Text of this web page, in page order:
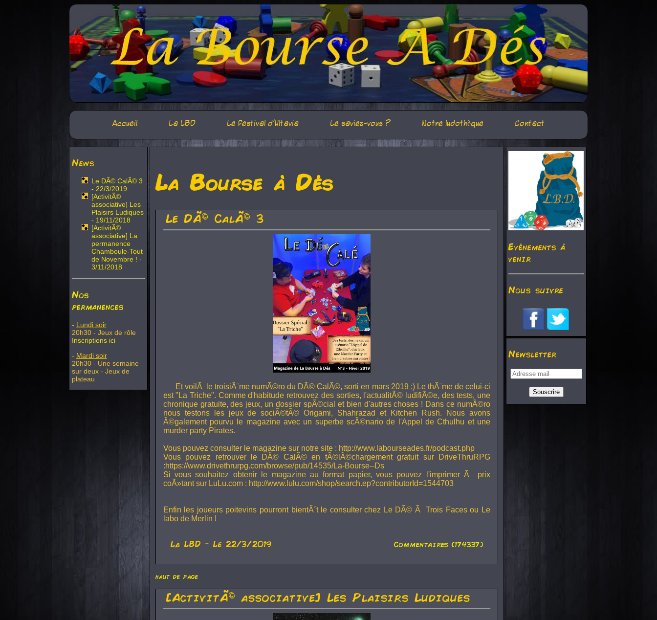
Accueil La LBD Le festival d'Ultavia Le saviez-vous ? Notre ludothèque Contact
News
Le DÃ© CalÃ© 3
- 22/3/2019
[ActivitÃ©
associative] Les
Plaisirs Ludiques
- 19/11/2018
[ActivitÃ©
associative] La
permanence
Chamboule-Tout
de Novembre ! -
3/11/2018
Nos
permanences
- Lundi soir
20h30 - Jeux de rôle
Inscriptions ici
- Mardi soir
20h30 - Une semaine
sur deux - Jeux de
plateau
La Bourse à Dés
Le DÃ© CalÃ© 3
Et voilÃ le troisiÃ¨me numÃ©ro du DÃ© CalÃ©, sorti en mars 2019 :) Le thÃ¨me de celui-ci
est "La Triche". Comme d'habitude retrouvez des sorties, l'actualitÃ© ludifiÃ©e, des tests, une
chronique gratuite, des jeux, un dossier spÃ©cial et bien d'autres choses ! Dans ce numÃ©ro
nous testons les jeux de sociÃ©tÃ© Origami, Shahrazad et Kitchen Rush. Nous avons
Ã©galement pourvu le magazine avec un superbe scÃ©nario de l'Appel de Cthulhu et une
murder party Pirates.
Vous pouvez consulter le magazine sur notre site : http://www.labourseades.fr/podcast.php
Vous pouvez retrouver le DÃ© CalÃ© en tÃ©lÃ©chargement gratuit sur DriveThruRPG
:https://www.drivethrurpg.com/browse/pub/14535/La-Bourse--Ds
Si vous souhaitez obtenir le magazine au format papier, vous pouvez l'imprimer Ã prix
coÃ»tant sur LuLu.com : http://www.lulu.com/shop/search.ep?contributorId=1544703
Enfin les joueurs poitevins pourront bientÃ´t le consulter chez Le DÃ© Ã Trois Faces ou Le
labo de Merlin !
La LBD - Le 22/3/2019 Commentaires (174337)
haut de page
[ActivitÃ© associative] Les Plaisirs Ludiques
Evénements à
venir
Nous suivre
Newsletter